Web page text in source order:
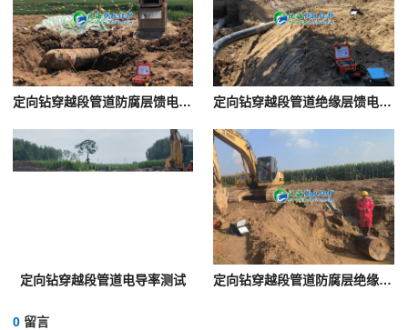
定向钻穿越段管道防腐层馈电试验 定向钻穿越段管道绝缘层馈电试验
定向钻穿越段管道电导率测试 定向钻穿越段管道防腐层绝缘性能馈电试验
0 留言